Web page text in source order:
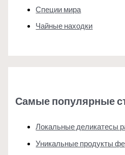
Специи мира
Чайные находки
Самые популярные
Локальные деликатесы
Уникальные продукты